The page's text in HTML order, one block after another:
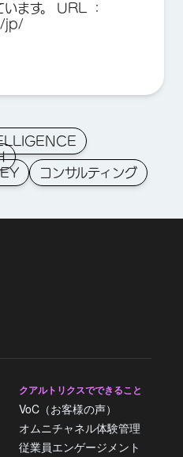
います。 URL ：
jp/
コンサルティング
クアルトリクスでできること
VoC（お客様の声）
オムニチャネル体験管理
従業員エンゲージメント